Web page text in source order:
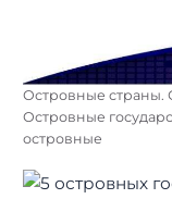
Островные страны.
Островные
островные